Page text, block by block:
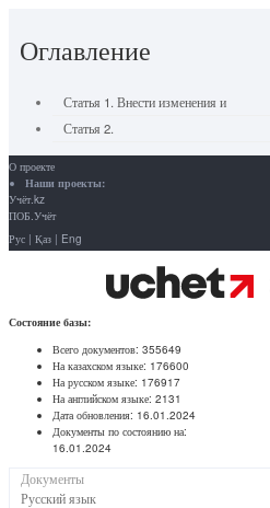
Оглавление
Статья 1. Внести изменения и
Статья 2.
О проекте
Наши проекты:
Учёт.kz
ПОБ.Учёт
Рус | Қаз | Eng
Состояние базы:
Всего документов: 355649
На казахском языке: 176600
На русском языке: 176917
На английском языке: 2131
Дата обновления: 16.01.2024
Документы по состоянию на:
16.01.2024
Документы
Русский язык